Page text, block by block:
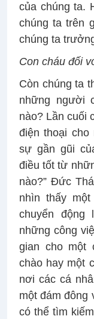
của chúng ta.
chúng ta trên
chúng ta
Con cháu đối
Còn chúng ta
những người
nào? Lần cuối
điện thoại
sự gần gũi
điều tốt từ
nào?” Đức
nhìn thấy
chuyển
những công
gian cho một
chào hay một
nơi các cá
một đám đông
có thể tìm